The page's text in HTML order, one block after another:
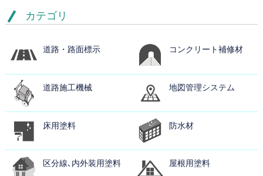
カテゴリ
道路・路面標示 コンクリート補修材
道路施工機械 地図管理システム
床用塗料 防水材
区分線､内外装用塗料 屋根用塗料